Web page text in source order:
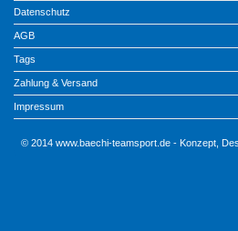
Datenschutz
AGB
Tags
Zahlung & Versand
Impressum
© 2014 www.baechi-teamsport.de - Konzept,